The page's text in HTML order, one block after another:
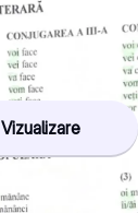
Vizualizare